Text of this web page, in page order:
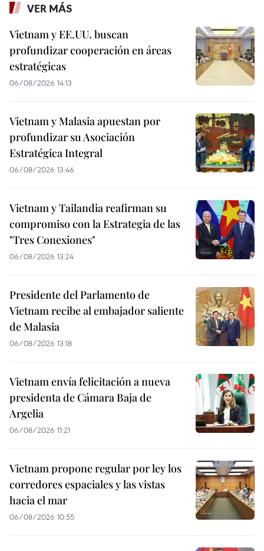
VER MÁS
Vietnam y EE.UU. buscan
profundizar cooperación en áreas
estratégicas
06/08/2026 14:13
Vietnam y Malasia apuestan por
profundizar su Asociación
Estratégica Integral
06/08/2026 13:46
Vietnam y Tailandia reafirman su
compromiso con la Estrategia de las
"Tres Conexiones"
06/08/2026 13:24
Presidente del Parlamento de
Vietnam recibe al embajador saliente
de Malasia
06/08/2026 13:18
Vietnam envía felicitación a nueva
presidenta de Cámara Baja de
Argelia
06/08/2026 11:21
Vietnam propone regular por ley los
corredores espaciales y las vistas
hacia el mar
06/08/2026 10:55